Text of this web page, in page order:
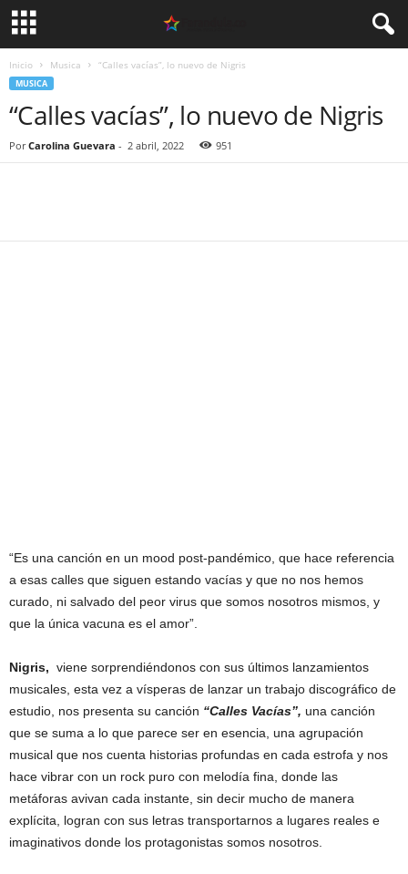
Inicio Musica “Calles vacías”, lo nuevo de Nigris
MUSICA
“Calles vacías”, lo nuevo de Nigris
Por Carolina Guevara - 2 abril, 2022 951
“Es una canción en un mood post-pandémico, que hace referencia
a esas calles que siguen estando vacías y que no nos hemos
curado, ni salvado del peor virus que somos nosotros mismos, y
que la única vacuna es el amor”.
Nigris, viene sorprendiéndonos con sus últimos lanzamientos
musicales, esta vez a vísperas de lanzar un trabajo discográfico de
estudio, nos presenta su canción “Calles Vacías”, una canción
que se suma a lo que parece ser en esencia, una agrupación
musical que nos cuenta historias profundas en cada estrofa y nos
hace vibrar con un rock puro con melodía fina, donde las
metáforas avivan cada instante, sin decir mucho de manera
explícita, logran con sus letras transportarnos a lugares reales e
imaginativos donde los protagonistas somos nosotros.